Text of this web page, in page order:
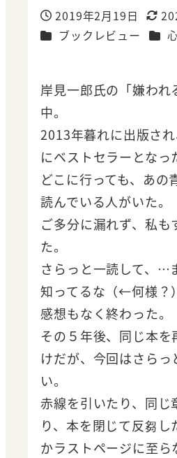
投稿日
2019年2月19日
更新
カテゴリー
ブックレビュー カテ
岸見一郎氏の「嫌われ
中。
2013年暮れに出版さ
にベストセラーとなっ
どこに行っても、あの
読んでいる人がいた。
ご多分に漏れず、私も
た。
さらっと一読して、…
知ってるな（←何様？
感想もなく終わった。
その５年後、同じ本を
けだが、今回はさらっ
い。
赤線を引いたり、同じ
り、本を閉じて反芻
かラストページに至